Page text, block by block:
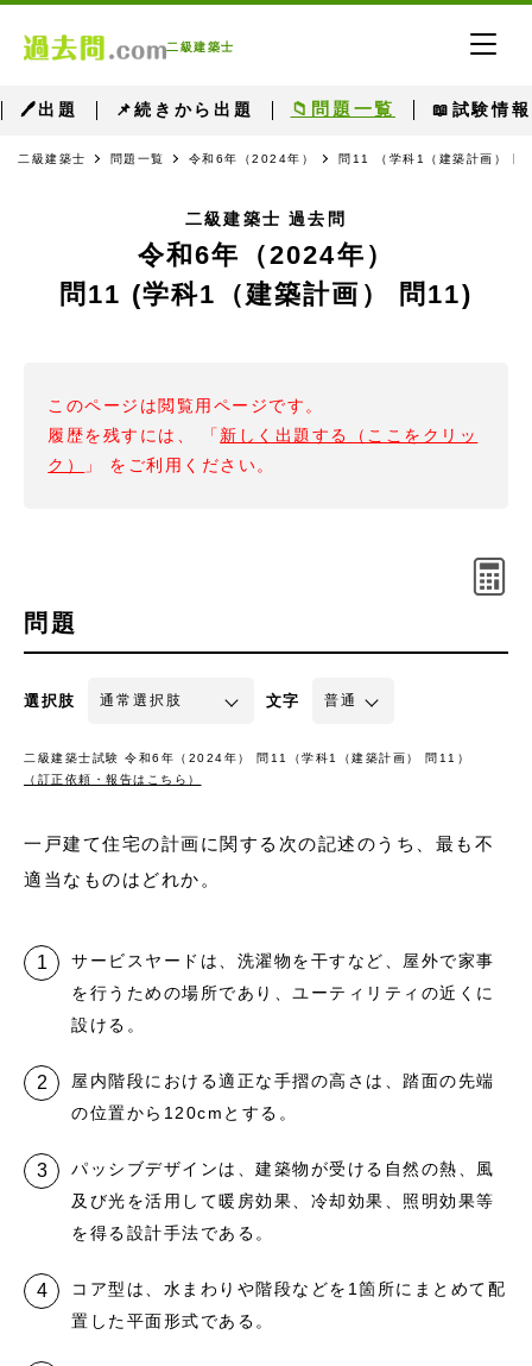
二級建築士
🖊出題 📌続きから出題 📁問題一覧 📖試験情報
二級建築士 問題一覧 令和6年（2024年） 問11 （学科1（建築計画） 問
二級建築士 過去問
令和6年（2024年）
問11 (学科1（建築計画） 問11)
このページは閲覧用ページです。
履歴を残すには、 「 新しく出題する（ここをクリッ
ク）
」 をご利用ください。
問題
選択肢 文字
二級建築士試験 令和6年（2024年） 問11（学科1（建築計画） 問11）
（訂正依頼・報告はこちら）
一戸建て住宅の計画に関する次の記述のうち、最も不
適当なものはどれか。
サービスヤードは、洗濯物を干すなど、屋外で家事
を行うための場所であり、ユーティリティの近くに
設ける。
屋内階段における適正な手摺の高さは、踏面の先端
の位置から120cmとする。
パッシブデザインは、建築物が受ける自然の熱、風
及び光を活用して暖房効果、冷却効果、照明効果等
を得る設計手法である。
コア型は、水まわりや階段などを1箇所にまとめて配
置した平面形式である。